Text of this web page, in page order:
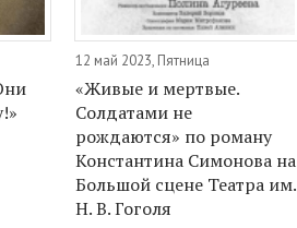
12 май 2023, Пятница
«Живые и мертвые.
Солдатами не
рождаются» по роману
Константина Симонова на
Большой сцене Театра им.
Н. В. Гоголя